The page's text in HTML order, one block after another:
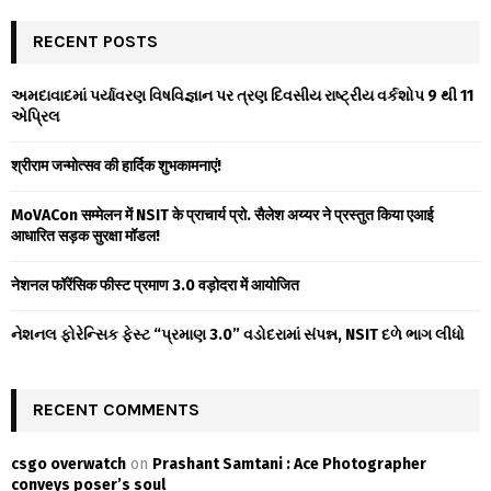
h
o
A
RECENT POSTS
અમદાવાદમાં પર્યાવરણ વિષવિજ્ઞાન પર ત્રણ દિવસીય રાષ્ટ્રીય વર્કશોપ 9 થી 11
એપ્રિલ
श्रीराम जन्मोत्सव की हार्दिक शुभकामनाएं!
MoVACon सम्मेलन में NSIT के प्राचार्य प्रो. सैलेश अय्यर ने प्रस्तुत किया एआई
आधारित सड़क सुरक्षा मॉडल!
नेशनल फॉरेंसिक फीस्ट प्रमाण 3.0 वड़ोदरा में आयोजित
નેશનલ ફોરેન્સિક ફેસ્ટ “પ્રમાણ 3.0” વડોદરામાં સંપન્ન, NSIT દળે ભાગ લીધો
RECENT COMMENTS
csgo overwatch on Prashant Samtani : Ace Photographer
conveys poser’s soul